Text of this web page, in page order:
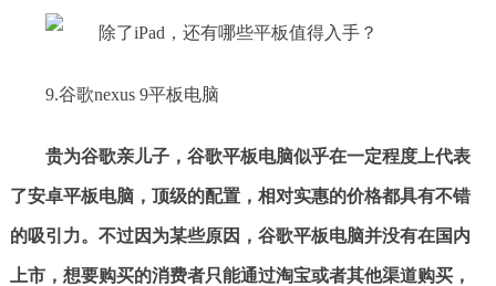
9.谷歌nexus 9平板电脑
贵为谷歌亲儿子，谷歌平板电脑似乎在一定程度上代表
了安卓平板电脑，顶级的配置，相对实惠的价格都具有不错
的吸引力。不过因为某些原因，谷歌平板电脑并没有在国内
上市，想要购买的消费者只能通过淘宝或者其他渠道购买，